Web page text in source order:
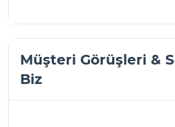
Müşteri Görüşleri &
Biz